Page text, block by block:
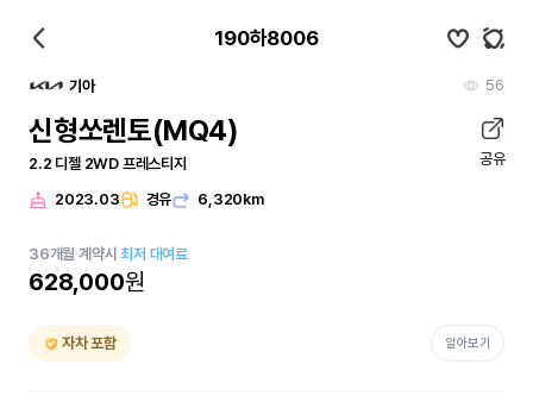
190하8006
기아 56
신형쏘렌토(MQ4)
2.2 디젤 2WD 프레스티지 공유
2023.03 경유 6,320km
36개월 계약시최저 대여료
628,000원
자차 포함 알아보기